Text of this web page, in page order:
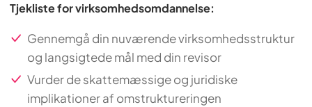
Tjekliste for virksomhedsomdannelse:
Gennemgå din nuværende virksomhedsstruktur
og langsigtede mål med din revisor
Vurder de skattemæssige og juridiske
implikationer af omstruktureringen